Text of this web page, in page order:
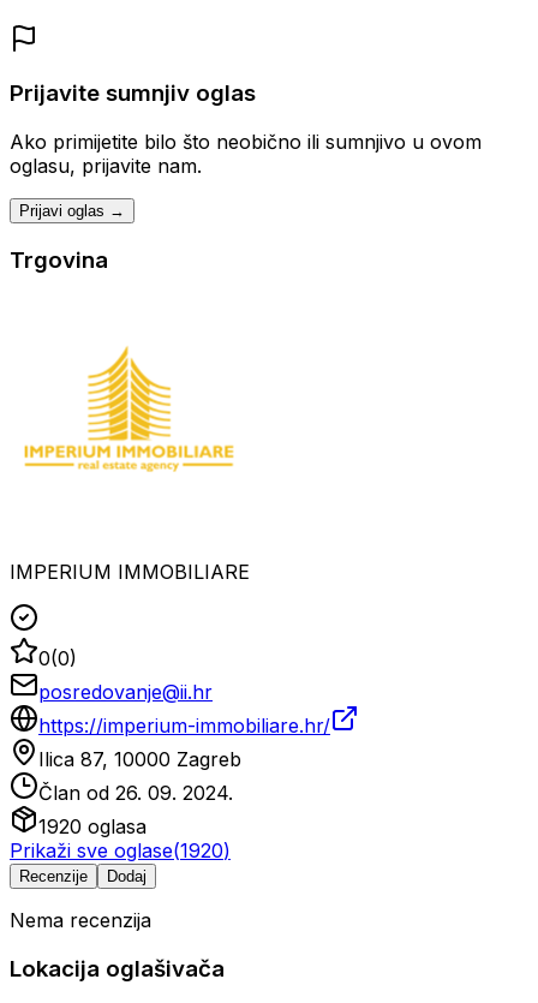
Prijavite sumnjiv oglas
Ako primijetite bilo što neobično ili sumnjivo u ovom
oglasu, prijavite nam.
Prijavi oglas →
Trgovina
IMPERIUM IMMOBILIARE
0(0)
posredovanje@ii.hr
https://imperium-immobiliare.hr/
Ilica 87, 10000 Zagreb
Član od 26. 09. 2024.
1920 oglasa
Prikaži sve oglase(1920)
Recenzije Dodaj
Nema recenzija
Lokacija oglašivača